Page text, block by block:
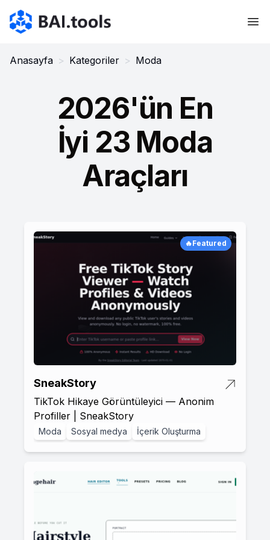
Bai.tools
Anasayfa > Kategoriler > Moda
2026'ün En
İyi 23 Moda
Araçları
🔥Featured
SneakStory
TikTok Hikaye Görüntüleyici — Anonim
Profiller | SneakStory
Moda Sosyal medya İçerik Oluşturma